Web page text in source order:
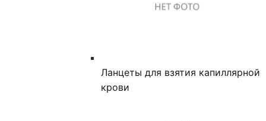
Ланцеты для взятия капиллярной
крови